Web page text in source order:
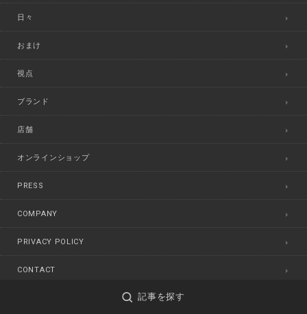
日々
おまけ
視点
ブランド
店舗
オンラインショップ
PRESS
COMPANY
PRIVACY POLICY
CONTACT
© MADRIGAL
記事を探す